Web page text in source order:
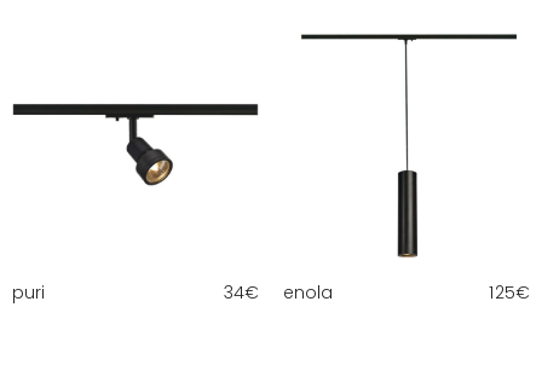
puri 34€ enola 125€